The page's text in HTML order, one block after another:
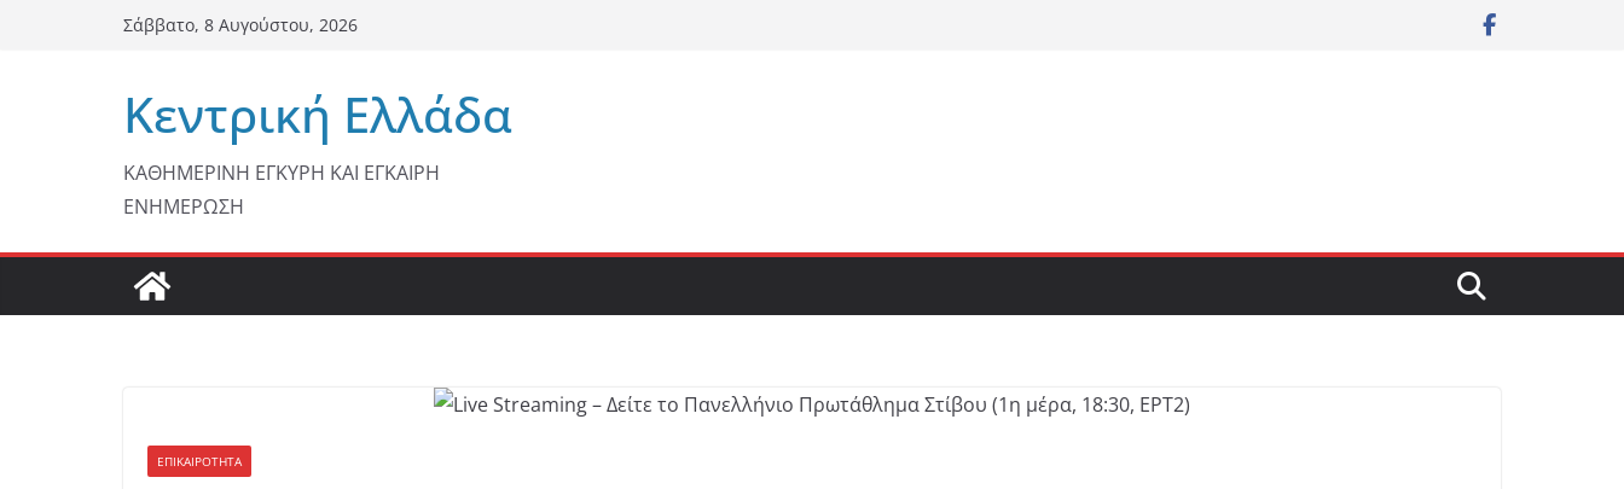
Σάββατο, 8 Αυγούστου, 2026
Κεντρική Ελλάδα
ΚΑΘΗΜΕΡΙΝΗ ΕΓΚΥΡΗ ΚΑΙ ΕΓΚΑΙΡΗ
ΕΝΗΜΕΡΩΣΗ
ΕΠΙΚΑΙΡΟΤΗΤΑ